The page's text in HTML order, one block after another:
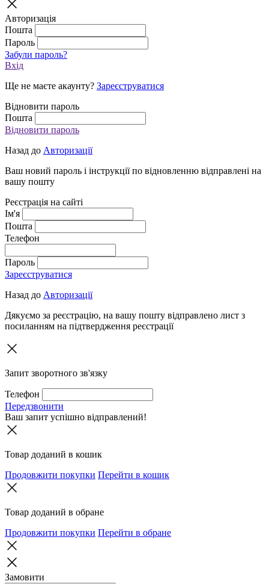
Авторизація
Пошта
Пароль
Забули пароль?
Вхід
Ще не маєте акаунту? Зареєструватися
Відновити пароль
Пошта
Відновити пароль
Назад до Авторизації
Ваш новий пароль і інструкції по відновленню відправлені на
вашу пошту
Реєстрація на сайті
Ім'я
Пошта
Телефон
Пароль
Зареєструватися
Назад до Авторизації
Дякуємо за реєстрацію, на вашу пошту відправлено лист з
посиланням на підтвердження реєстрації
Запит зворотного зв'язку
Телефон
Передзвонити
Ваш запит успішно відправлений!
Товар доданий в кошик
Продовжити покупки Перейти в кошик
Товар доданий в обране
Продовжити покупки Перейти в обране
Замовити